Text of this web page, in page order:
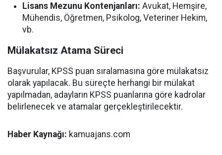
Lisans Mezunu Kontenjanları: Avukat, Hemşire,
Mühendis, Öğretmen, Psikolog, Veteriner Hekim,
vb.
Mülakatsız Atama Süreci
Başvurular, KPSS puan sıralamasına göre mülakatsız
olarak yapılacak. Bu süreçte herhangi bir mülakat
yapılmadan, adayların KPSS puanlarına göre kadrolar
belirlenecek ve atamalar gerçekleştirilecektir.
Haber Kaynağı: kamuajans.com